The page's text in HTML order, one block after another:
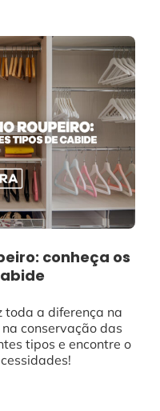
conheça os
toda a diferença na
conservação das
tipos e encontre o